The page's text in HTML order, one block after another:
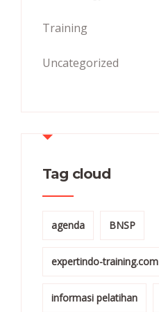
Training
Uncategorized
Tag cloud
agenda BNSP
expertindo-training.com
informasi pelatihan